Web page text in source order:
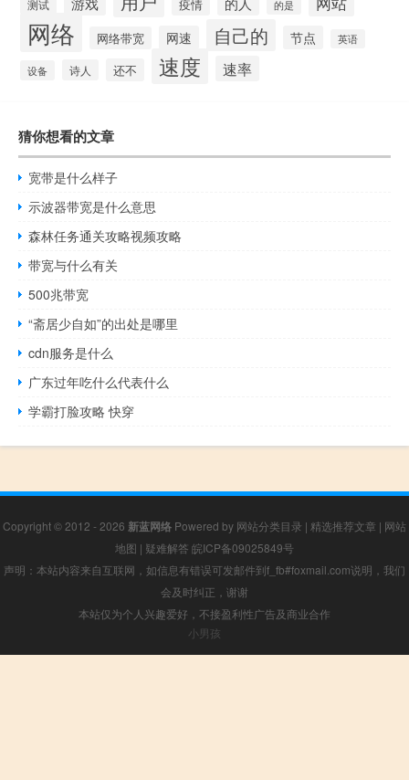
测试 疫情 的是
网络 网络带宽 网速 自己的 节点 英语
设备 诗人 还不 速度 速率
猜你想看的文章
宽带是什么样子
示波器带宽是什么意思
森林任务通关攻略视频攻略
带宽与什么有关
500兆带宽
“斋居少自如”的出处是哪里
cdn服务是什么
广东过年吃什么代表什么
学霸打脸攻略 快穿
Copyright © 2012 - 2026 新蓝网络 Powered by 网站分类目录 | 精选推荐文章 | 网站
地图 | 疑难解答 皖ICP备09025849号
声明：本站内容来自互联网，如信息有错误可发邮件到f_fb#foxmail.com说明，我们
会及时纠正，谢谢
本站仅为个人兴趣爱好，不接盈利性广告及商业合作
小男孩